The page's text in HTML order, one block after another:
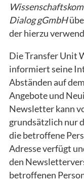
Dialog gGmbH
der hierzu
Die Transfer Unit
informiert seine
Abständen auf
Angebote und
Newsletter kann
grundsätzlich nur
die betroffene
Adresse verfügt
den
betroffenen